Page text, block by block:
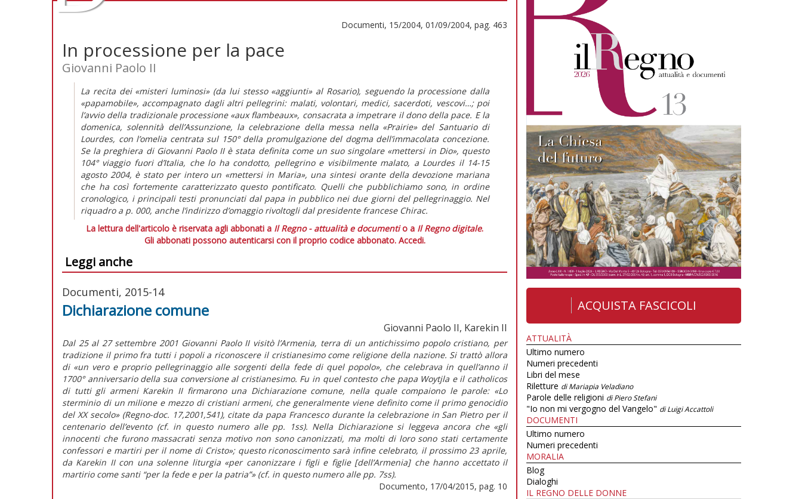
Documenti, 15/2004, 01/09/2004, pag. 463
In processione per la pace
Giovanni Paolo II
La recita dei «misteri luminosi» (da lui stesso «aggiunti» al Rosario), seguendo la processione dalla
«papamobile», accompagnato dagli altri pellegrini: malati, volontari, medici, sacerdoti, vescovi…; poi
l’avvio della tradizionale processione «aux flambeaux», consacrata a impetrare il dono della pace. E la
domenica, solennità dell’Assunzione, la celebrazione della messa nella «Prairie» del Santuario di
Lourdes, con l’omelia centrata sul 150° della promulgazione del dogma dell’immacolata concezione.
Se la preghiera di Giovanni Paolo II è stata definita come un suo singolare «mettersi in Dio», questo
104° viaggio fuori d’Italia, che lo ha condotto, pellegrino e visibilmente malato, a Lourdes il 14-15
agosto 2004, è stato per intero un «mettersi in Maria», una sintesi orante della devozione mariana
che ha così fortemente caratterizzato questo pontificato. Quelli che pubblichiamo sono, in ordine
cronologico, i principali testi pronunciati dal papa in pubblico nei due giorni del pellegrinaggio. Nel
riquadro a p. 000, anche l’indirizzo d’omaggio rivoltogli dal presidente francese Chirac.
La lettura dell'articolo è riservata agli abbonati a Il Regno - attualità e documentio a Il Regno digitale.
Gli abbonati possono autenticarsi con il proprio codice abbonato. Accedi.
Leggi anche
Documenti, 2015-14
Dichiarazione comune
Giovanni Paolo II, Karekin II
Dal 25 al 27 settembre 2001 Giovanni Paolo II visitò l’Armenia, terra di un antichissimo popolo cristiano, per
tradizione il primo fra tutti i popoli a riconoscere il cristianesimo come religione della nazione. Si trattò allora
di «un vero e proprio pellegrinaggio alle sorgenti della fede di quel popolo», che celebrava in quell’anno il
1700° anniversario della sua conversione al cristianesimo. Fu in quel contesto che papa Woytjla e il catholicos
di tutti gli armeni Karekin II firmarono una Dichiarazione comune, nella quale compaiono le parole: «Lo
sterminio di un milione e mezzo di cristiani armeni, che generalmente viene definito come il primo genocidio
del XX secolo» (Regno-doc. 17,2001,541), citate da papa Francesco durante la celebrazione in San Pietro per il
centenario dell’evento (cf. in questo numero alle pp. 1ss). Nella Dichiarazione si leggeva ancora che «gli
innocenti che furono massacrati senza motivo non sono canonizzati, ma molti di loro sono stati certamente
confessori e martiri per il nome di Cristo»; questo riconoscimento sarà infine celebrato, il prossimo 23 aprile,
da Karekin II con una solenne liturgia «per canonizzare i figli e figlie [dell’Armenia] che hanno accettato il
martirio come santi “per la fede e per la patria”» (cf. in questo numero alle pp. 7ss).
Documento, 17/04/2015, pag. 10
ACQUISTA FASCICOLI
ATTUALITÀ
Ultimo numero
Numeri precedenti
Libri del mese
Riletture di Mariapia Veladiano
Parole delle religioni di Piero Stefani
"Io non mi vergogno del Vangelo" di Luigi Accattoli
DOCUMENTI
Ultimo numero
Numeri precedenti
MORALIA
Blog
Dialoghi
IL REGNO DELLE DONNE